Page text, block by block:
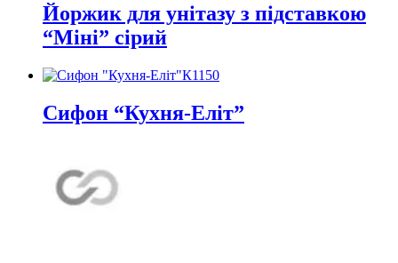
Йоржик для унітазу з підставкою
“Міні” сірий
К1150
Сифон “Кухня-Еліт”